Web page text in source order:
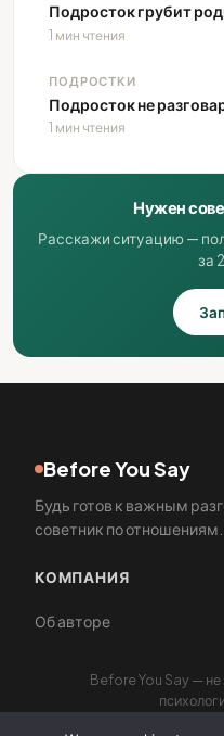
Подросток грубит
1 мин чтения
ПОДРОСТКИ
Подросток не
1 мин чтения
Нужен
Расскажи ситуацию —
за
Before You Say
Будь готов к важным
советник по отношениям.
КОМПАНИЯ
Об авторе
Before You Say — не